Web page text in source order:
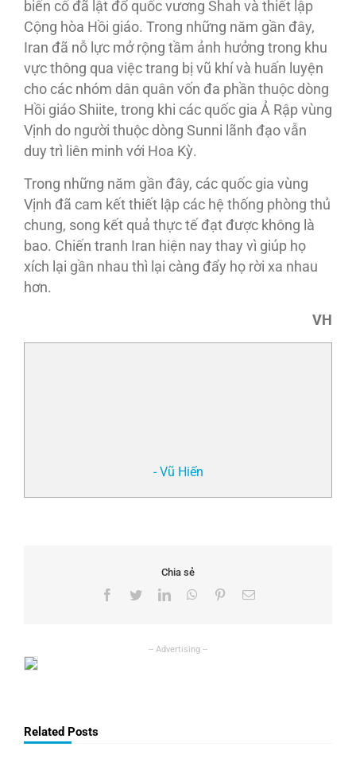
biến cố đã lật đổ quốc vương Shah và thiết lập
Cộng hòa Hồi giáo. Trong những năm gần đây,
Iran đã nỗ lực mở rộng tầm ảnh hưởng trong khu
vực thông qua việc trang bị vũ khí và huấn luyện
cho các nhóm dân quân vốn đa phần thuộc dòng
Hồi giáo Shiite, trong khi các quốc gia Ả Rập vùng
Vịnh do người thuộc dòng Sunni lãnh đạo vẫn
duy trì liên minh với Hoa Kỳ.
Trong những năm gần đây, các quốc gia vùng
Vịnh đã cam kết thiết lập các hệ thống phòng thủ
chung, song kết quả thực tế đạt được không là
bao. Chiến tranh Iran hiện nay thay vì giúp họ
xích lại gần nhau thì lại càng đẩy họ rời xa nhau
hơn.
VH
- Vũ Hiến
Chia sẻ
Facebook
TwitterLinkedInWhatsApp
PinterestEmail
Related Posts